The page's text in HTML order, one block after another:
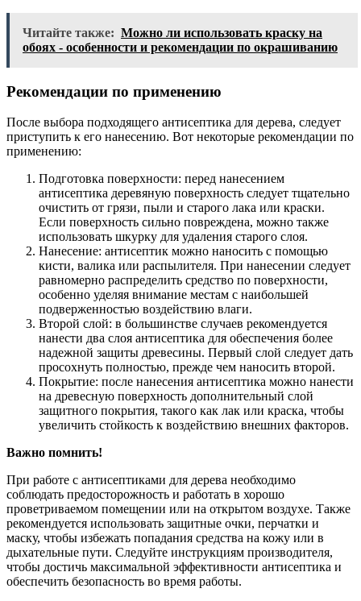
Читайте также: Можно ли использовать краску на
обоях - особенности и рекомендации по окрашиванию
Рекомендации по применению
После выбора подходящего антисептика для дерева, следует
приступить к его нанесению. Вот некоторые рекомендации по
применению:
Подготовка поверхности: перед нанесением
антисептика деревяную поверхность следует тщательно
очистить от грязи, пыли и старого лака или краски.
Если поверхность сильно повреждена, можно также
использовать шкурку для удаления старого слоя.
Нанесение: антисептик можно наносить с помощью
кисти, валика или распылителя. При нанесении следует
равномерно распределить средство по поверхности,
особенно уделяя внимание местам с наибольшей
подверженностью воздействию влаги.
Второй слой: в большинстве случаев рекомендуется
нанести два слоя антисептика для обеспечения более
надежной защиты древесины. Первый слой следует дать
просохнуть полностью, прежде чем наносить второй.
Покрытие: после нанесения антисептика можно нанести
на древесную поверхность дополнительный слой
защитного покрытия, такого как лак или краска, чтобы
увеличить стойкость к воздействию внешних факторов.
Важно помнить!
При работе с антисептиками для дерева необходимо
соблюдать предосторожность и работать в хорошо
проветриваемом помещении или на открытом воздухе. Также
рекомендуется использовать защитные очки, перчатки и
маску, чтобы избежать попадания средства на кожу или в
дыхательные пути. Следуйте инструкциям производителя,
чтобы достичь максимальной эффективности антисептика и
обеспечить безопасность во время работы.